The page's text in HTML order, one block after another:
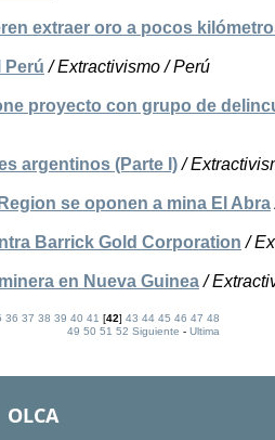
extraer oro a pocos
Perú / Extractivismo / Perú
proyecto con grupo de
argentinos (Parte I)/
se oponen a mina El Abra
Barrick Gold Corporation /
en Nueva Guinea/
36 37 38 39 40 41 [42]43 44 45 46 47 48
49 50 51 52 Siguiente -Ultima
OLCA